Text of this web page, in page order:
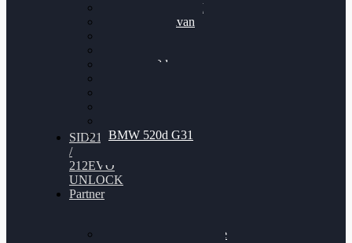
VW Passat 2.0TDI
VW T6 Multivan
BMW 120d
BMW 520d G31
SID212
/
212EVO
UNLOCK
Partner
Bilgenroth Performance